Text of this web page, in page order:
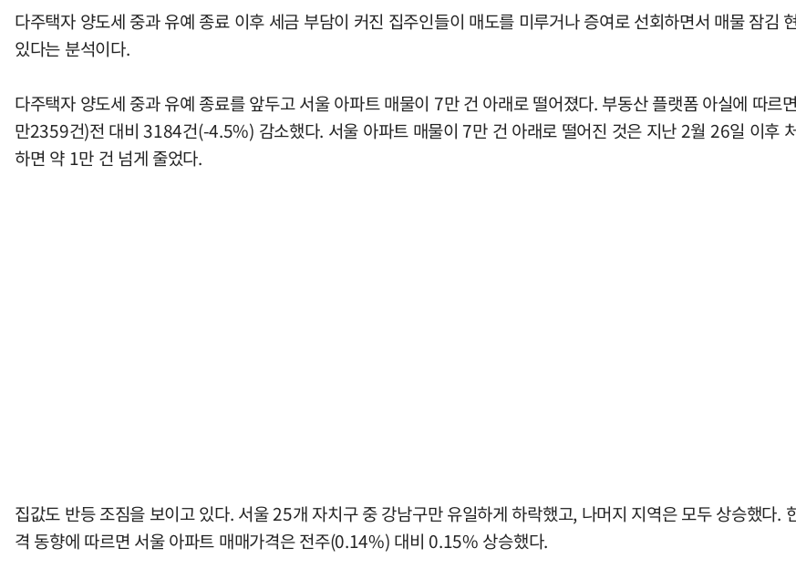
다주택자 양도세 중과 유예 종료 이후 세금 부담이 커진 집주인들이 매도를 미루거나 증여로 선회하면서 매물 잠김
있다는 분석이다.
다주택자 양도세 중과 유예 종료를 앞두고 서울 아파트 매물이 7만 건 아래로 떨어졌다. 부동산 플랫폼 아실에 따
만2359건)전 대비 3184건(-4.5%) 감소했다. 서울 아파트 매물이 7만 건 아래로 떨어진 것은 지난 2월 26일 이후
하면 약 1만 건 넘게 줄었다.
집값도 반등 조짐을 보이고 있다. 서울 25개 자치구 중 강남구만 유일하게 하락했고, 나머지 지역은 모두 상승했다
격 동향에 따르면 서울 아파트 매매가격은 전주(0.14%) 대비 0.15% 상승했다.